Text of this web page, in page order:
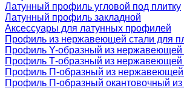
Латунный профиль угловой под плитку
Латунный профиль закладной
Аксессуары для латунных профилей
Профиль из нержавеющей стали для
Профиль Y-образный из нержавеющей
Профиль Т-образный из нержавеющей
Профиль П-образный из нержавеющей
Профиль П-образный окантовочный